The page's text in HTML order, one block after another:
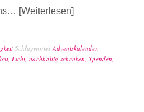
Weiterlesen
SchlagwörterAdventskalender,
, Licht, nachhaltig schenken, Spenden,